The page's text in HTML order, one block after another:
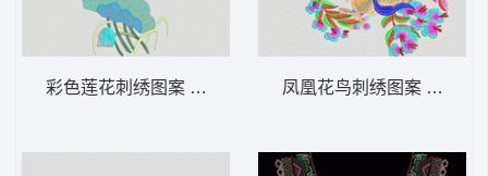
彩色莲花刺绣图案 靓花 凤凰花鸟刺绣图案 十字绣